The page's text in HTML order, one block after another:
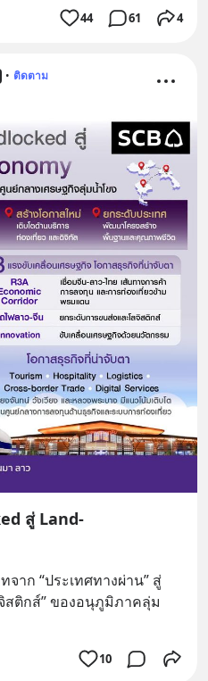
44 61 4
• ติดตาม
สู่ Land-
าก “ประเทศทางผ่าน” สู่
สติกส์” ของอนุภูมิภาคลุ่ม
10